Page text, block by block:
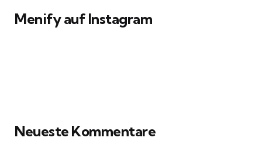
Menify auf Instagram
Neueste Kommentare